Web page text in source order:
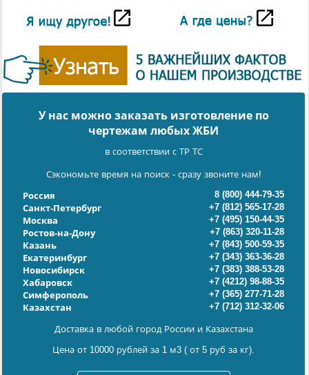
У нас можно заказать изготовление по
чертежам любых ЖБИ
в соответствии с ТР ТС
Сэкономьте время на поиск - сразу звоните нам!
Россия
8 (800) 444-79-35
Санкт-Петербург
+7 (812) 565-17-28
Москва
+7 (495) 150-44-35
Ростов-на-Дону
+7 (863) 320-11-28
Казань
+7 (843) 500-59-35
Екатеринбург
+7 (343) 363-36-28
Новосибирск
+7 (383) 388-53-28
Хабаровск
+7 (4212) 98-88-35
Симферополь
+7 (365) 277-71-28
Казахстан
+7 (712) 312-32-06
Доставка в любой город России и Казахстана
Цена от 10000 рублей за 1 м3 ( от 5 руб за кг).